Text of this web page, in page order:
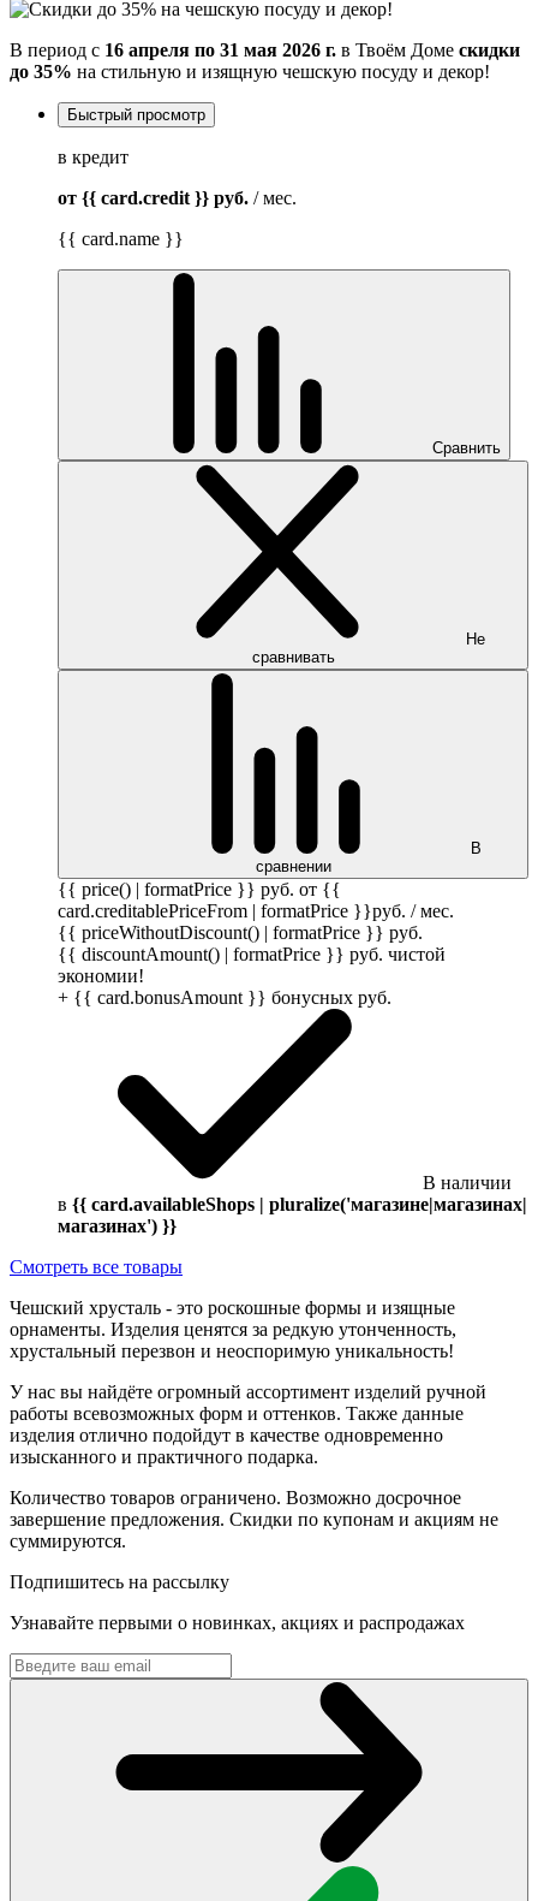
В период с 16 апреля по 31 мая 2026 г. в Твоём Доме скидки
до 35% на стильную и изящную чешскую посуду и декор!
Быстрый просмотр
в кредит
от {{ card.credit }} руб. / мес.
{{ card.name }}
Сравнить
Не
сравнивать
В
сравнении
{{ price() | formatPrice }} руб. от {{
card.creditablePriceFrom | formatPrice }}руб. / мес.
{{ priceWithoutDiscount() | formatPrice }} руб.
{{ discountAmount() | formatPrice }} руб. чистой
экономии!
+ {{ card.bonusAmount }} бонусных руб.
В наличии
в {{ card.availableShops | pluralize('магазине|магазинах|
магазинах') }}
Смотреть все товары
Чешский хрусталь - это роскошные формы и изящные
орнаменты. Изделия ценятся за редкую утонченность,
хрустальный перезвон и неоспоримую уникальность!
У нас вы найдёте огромный ассортимент изделий ручной
работы всевозможных форм и оттенков. Также данные
изделия отлично подойдут в качестве одновременно
изысканного и практичного подарка.
Количество товаров ограничено. Возможно досрочное
завершение предложения. Скидки по купонам и акциям не
суммируются.
Подпишитесь на рассылку
Узнавайте первыми о новинках, акциях и распродажах